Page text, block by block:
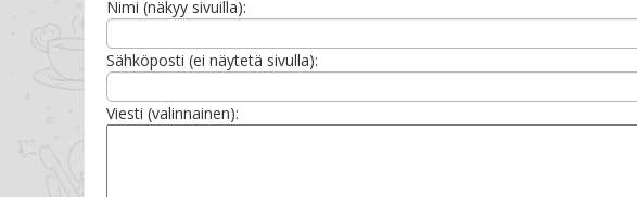
Nimi (näkyy sivuilla):
Sähköposti (ei näytetä sivulla):
Viesti (valinnainen):